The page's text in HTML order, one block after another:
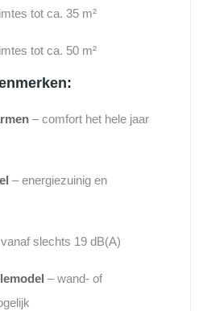
tot ca. 35 m²
tot ca. 50 m²
– comfort het hele jaar
– energiezuinig en
slechts 19 dB(A)
– wand- of